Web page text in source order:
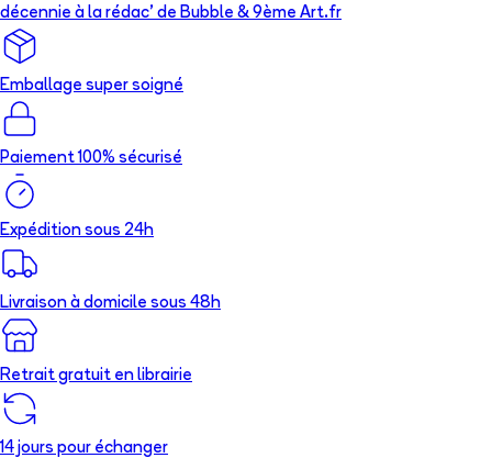
décennie à la rédac’ de Bubble & 9ème Art.fr
Emballage super soigné
Paiement 100% sécurisé
Expédition sous 24h
Livraison à domicile sous 48h
Retrait gratuit en librairie
14 jours pour échanger